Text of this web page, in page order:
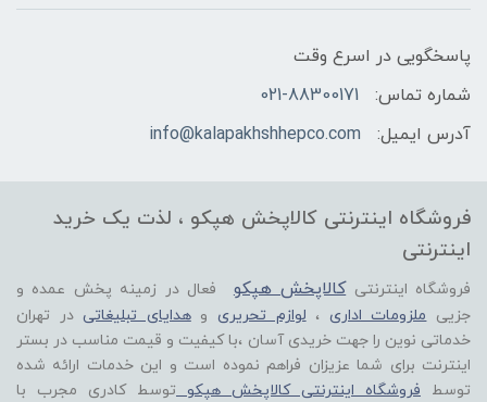
پاسخگویی در اسرع وقت
شماره تماس:
021-88300171
آدرس ایمیل:
info@kalapakhshhepco.com
فروشگاه اینترنتی کالاپخش هپکو ، لذت یک خرید
اینترنتی
فروشگاه اینترنتی کالاپخش هپکو
فعال در زمینه پخش عمده و
جزیی ملزومات اداری ، لوازم تحریری وهدایای تبلیغاتیدر تهران
خدماتی نوین را جهت خریدی آسان ،با کیفیت و قیمت مناسب در بستر
اینترنت برای شما عزیزان فراهم نموده است و این خدمات ارائه شده
توسط فروشگاه اینترنتی کالاپخش هپکو
توسط کادری مجرب با